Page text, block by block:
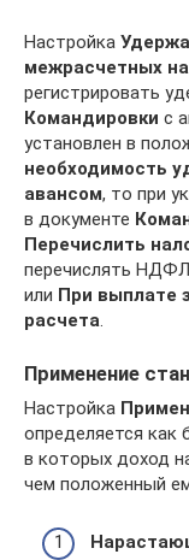
Настройка
межрасчетных
регистрировать
Командировки с
установлен в
необходимость
авансом, то при
в документе
Перечислить
перечислять
или При выплате
расчета.
Применение
Настройка
определяется как
в которых доход
чем положенный